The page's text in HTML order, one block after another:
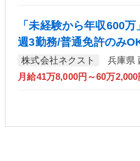
「未経験から年収600
週3勤務/普通免許のみ
株式会社ネクスト
兵庫県
月給41万8,000円～60万2,000